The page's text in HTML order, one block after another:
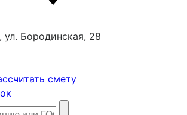
ул. Бородинская, 28
смету